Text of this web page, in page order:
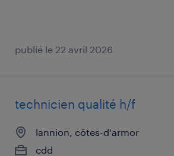
publié le 22 avril 2026
technicien qualité h/f
lannion, côtes-d'armor
cdd